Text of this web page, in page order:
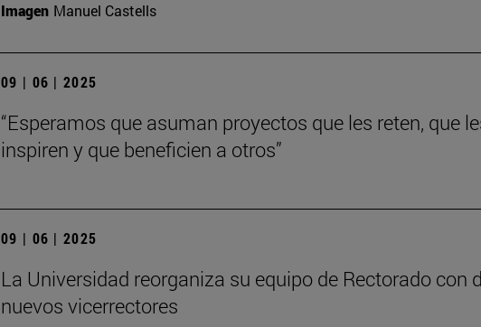
Imagen Manuel Castells
09 | 06 | 2025
“Esperamos que asuman proyectos que les reten, que
inspiren y que beneficien a otros”
09 | 06 | 2025
La Universidad reorganiza su equipo de Rectorado con
nuevos vicerrectores